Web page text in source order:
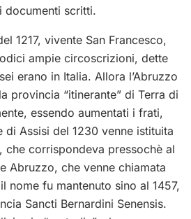
documenti scritti.
1217, vivente San Francesco,
ampie circoscrizioni, dette
erano in Italia. Allora l’Abruzzo
provincia “itinerante” di Terra di
essendo aumentati i frati,
di Assisi del 1230 venne istituita
che corrispondeva pressochè al
Abruzzo, che venne chiamata
nome fu mantenuto sino al 1457,
Sancti Bernardini Senensis.